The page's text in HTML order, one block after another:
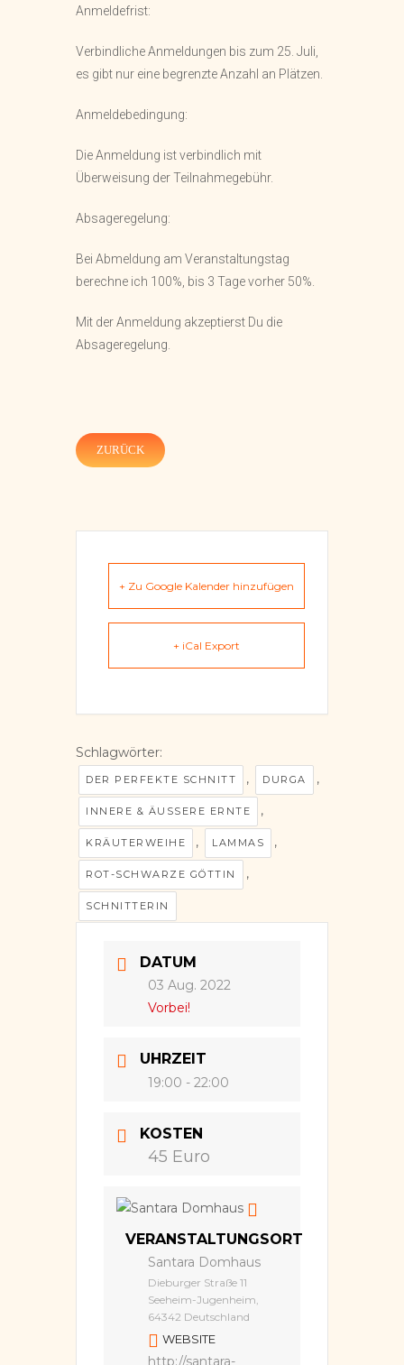
Anmeldefrist:
Verbindliche Anmeldungen bis zum 25. Juli,
es gibt nur eine begrenzte Anzahl an Plätzen.
Anmeldebedingung:
Die Anmeldung ist verbindlich mit
Überweisung der Teilnahmegebühr.
Absageregelung:
Bei Abmeldung am Veranstaltungstag
berechne ich 100%, bis 3 Tage vorher 50%.
Mit der Anmeldung akzeptierst Du die
Absageregelung.
ZURÜCK
+ Zu Google Kalender hinzufügen
+ iCal Export
Schlagwörter:
DER PERFEKTE SCHNITT , DURGA ,
INNERE & ÄUSSERE ERNTE ,
KRÄUTERWEIHE , LAMMAS ,
ROT-SCHWARZE GÖTTIN ,
SCHNITTERIN
DATUM
03 Aug. 2022
Vorbei!
UHRZEIT
19:00 - 22:00
KOSTEN
45 Euro
VERANSTALTUNGSORT
Santara Domhaus
Dieburger Straße 11
Seeheim-Jugenheim,
64342 Deutschland
WEBSITE
http://santara-